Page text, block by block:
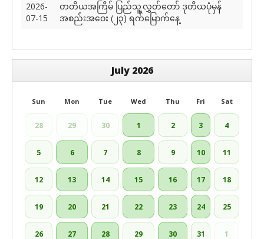
2026-
07-15
တတိယအကြိမ် ပြည်သူ့လွှတ်တော် ဒုတိယပုံမှန်
အစည်းအဝေး (၂၃) ရက်မြောက်နေ့
July 2026
Sun Mon Tue Wed Thu Fri Sat
28 29 30 1 2 3 4
5 6 7 8 9 10 11
12 13 14 15 16 17 18
19 20 21 22 23 24 25
26 27 28 29 30 31 1